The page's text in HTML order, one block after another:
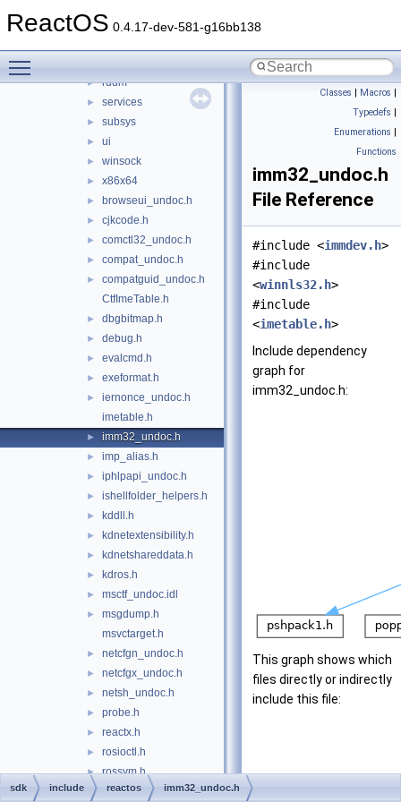
ReactOS 0.4.17-dev-581-g16bb138
► idl
► rddm
► services
► subsys
► ui
► winsock
► x86x64
► browseui_undoc.h
► cjkcode.h
► comctl32_undoc.h
► compat_undoc.h
►
compatguid_undoc.h
CtfImeTable.h
► dbgbitmap.h
► debug.h
► evalcmd.h
► exeformat.h
►
iernonce_undoc.h
imetable.h
► imm32_undoc.h
► imp_alias.h
► iphlpapi_undoc.h
► ishellfolder_helpers.h
► kddll.h
► kdnetextensibility.h
► kdnetshareddata.h
► kdros.h
► msctf_undoc.idl
►
msgdump.h
msvctarget.h
► netcfgn_undoc.h
► netcfgx_undoc.h
► netsh_undoc.h
► probe.h
► reactx.h
► rosioctl.h
► rossym.h
► shdocvw_undoc.h
Classes | Macros |
Typedefs |
Enumerations |
Functions
imm32_undoc.h
File Reference
#include <immdev.h>
#include
<winnls32.h>
#include
<imetable.h>
Include dependency
graph for
imm32_undoc.h:
This graph shows which
files directly or indirectly
include this file:
sdk include reactos imm32_undoc.h